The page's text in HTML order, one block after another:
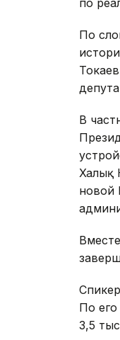
По
В
Халық
новой
По
3,5